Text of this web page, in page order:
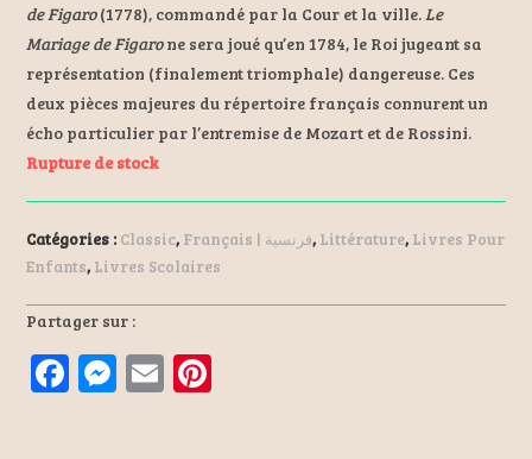
de Figaro(1778), commandé par la Cour et la ville.Le
Mariage de Figarone sera joué qu’en 1784, le Roi jugeant sa
représentation (finalement triomphale) dangereuse. Ces
deux pièces majeures du répertoire français connurent un
écho particulier par l’entremise de Mozart et de Rossini.
Rupture de stock
Catégories : Classic, Français | فرنسية, Littérature, Livres Pour
Enfants, Livres Scolaires
Partager sur :
F M E